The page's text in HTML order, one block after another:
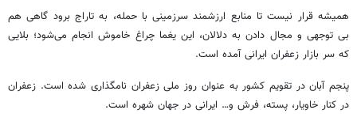
همیشه قرار نیست تا منابع ارزشمند سرزمینی با حمله، به تاراج برود گاهی هم
بی توجهی و مجال دادن به دلالان، این یغما چراغ خاموش انجام می‌شود؛ بلایی
که سر بازار زعفران ایرانی آمده است.
پنجم آبان در تقویم کشور به عنوان روز ملی زعفران نامگذاری شده است. زعفران
در کنار خاویار، پسته، فرش و… ایرانی در جهان شهره است.